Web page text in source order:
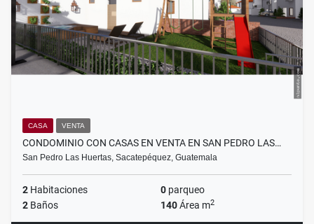
CASA VENTA
CONDOMINIO CON CASAS EN VENTA EN SAN PEDRO LAS…
San Pedro Las Huertas, Sacatepéquez, Guatemala
2 Habitaciones 0 parqueo
2 Baños 140Área m2